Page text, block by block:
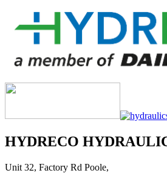
HYDRECO
Unit 32, Factory Rd Poole,